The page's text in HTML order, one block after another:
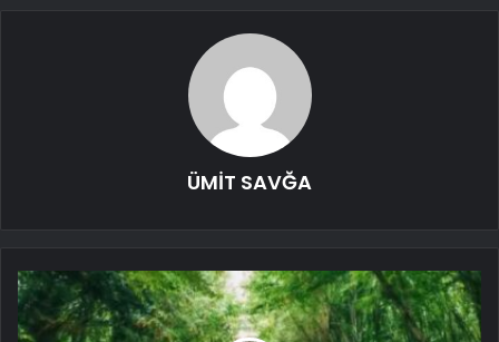
ÜMİT SAVĞA